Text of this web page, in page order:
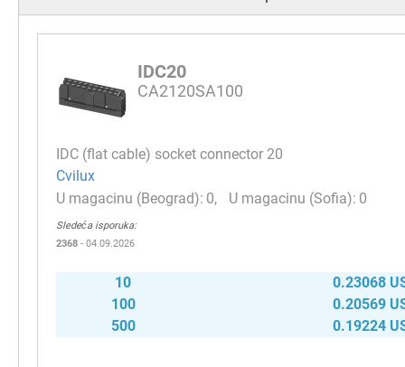
IDC20
CA2120SA100
IDC (flat cable) socket connector 20
Cvilux
0
0
Sledeća isporuka:
2368 - 04.09.2026
10
0.23068
100
0.20569
500
0.19224